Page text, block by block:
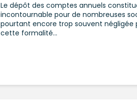
Le dépôt des comptes annuels
incontournable pour de nombreuses
pourtant encore trop souvent négligée
cette formalité...